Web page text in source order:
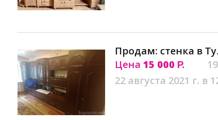
Продам: стенка в
Цена 15 000 Р.
22 августа 2021 г. в